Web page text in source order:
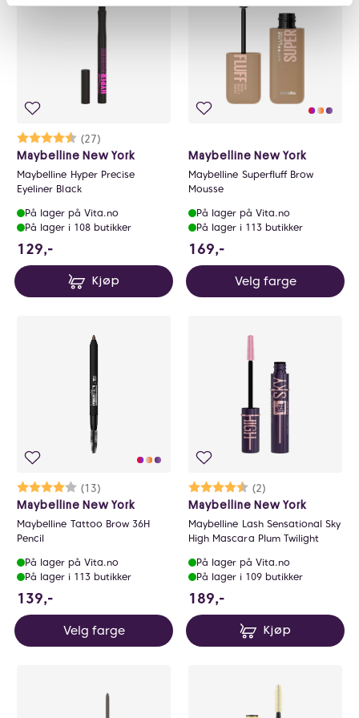
Karakter:
(27)
4.6 av 5 mulige
Maybelline New York
Maybelline Hyper Precise
Eyeliner Black
På lager på Vita.no
På lager i 108 butikker
129,-
Kjøp
Maybelline New York
Maybelline Superfluff Brow
Mousse
På lager på Vita.no
På lager i 113 butikker
169,-
Velg farge
Karakter:
(13)
4.0 av 5 mulige
Maybelline New York
Maybelline Tattoo Brow 36H
Pencil
På lager på Vita.no
På lager i 113 butikker
139,-
Velg farge
Karakter:
(2)
4.5 av 5 mulige
Maybelline New York
Maybelline Lash Sensational Sky
High Mascara Plum Twilight
På lager på Vita.no
På lager i 109 butikker
189,-
Kjøp